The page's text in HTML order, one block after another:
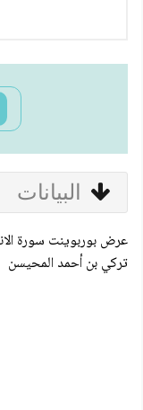
البيانات
تركي بن أحمد المحيسن